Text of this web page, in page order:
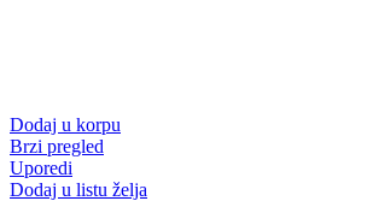
Dodaj u korpu
Brzi pregled
Uporedi
Dodaj u listu želja